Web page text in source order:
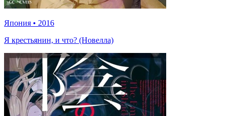
Япония • 2016
Я крестьянин, и что? (Новелла)